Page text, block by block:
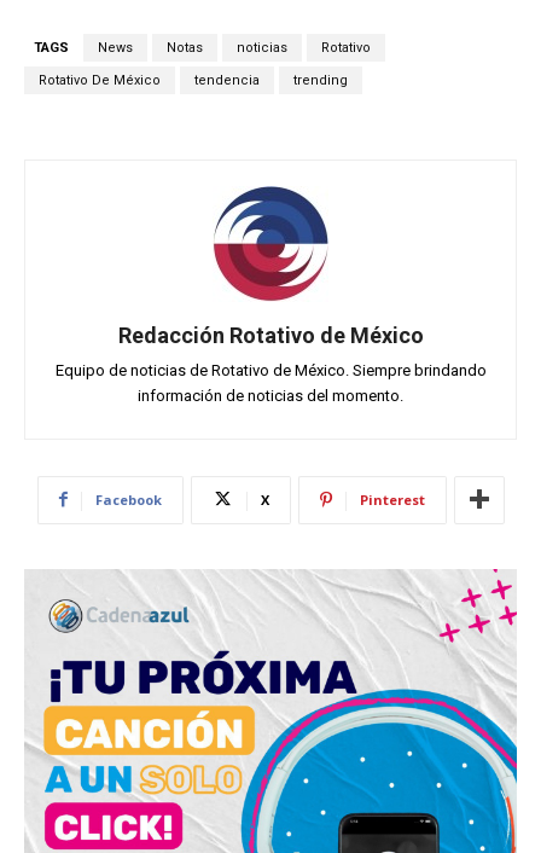
TAGS News Notas noticias Rotativo
Rotativo De México tendencia trending
Redacción Rotativo de México
Equipo de noticias de Rotativo de México. Siempre brindando
información de noticias del momento.
Facebook X Pinterest